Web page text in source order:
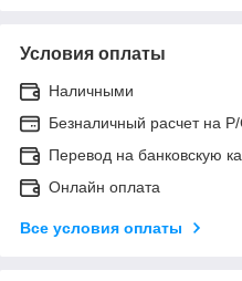
Условия оплаты
Наличными
Безналичный расчет на
Перевод на банковскую
Онлайн оплата
Все условия оплаты